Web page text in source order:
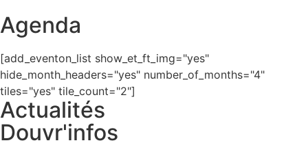
Agenda
[add_eventon_list show_et_ft_img="yes"
hide_month_headers="yes" number_of_months="4"
tiles="yes" tile_count="2"]
Actualités
Douvr'infos